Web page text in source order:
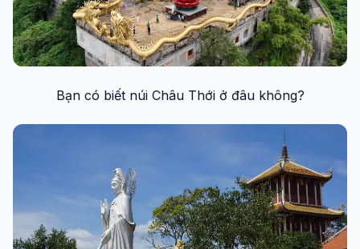
Bạn có biết núi Châu Thới ở đâu không?